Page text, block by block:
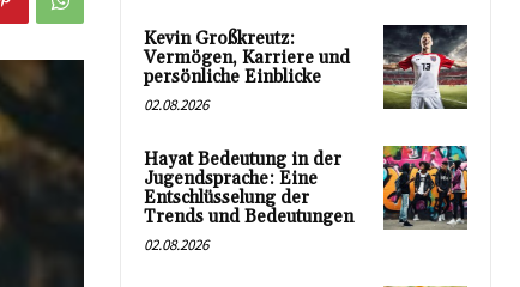
Kevin Großkreutz:
Vermögen, Karriere und
persönliche Einblicke
02.08.2026
Hayat Bedeutung in der
Jugendsprache: Eine
Entschlüsselung der
Trends und Bedeutungen
02.08.2026